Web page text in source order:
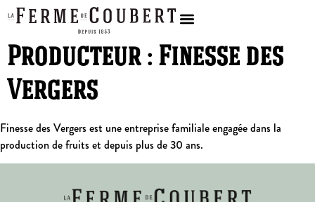
Producteur : Finesse des
Vergers
Finesse des Vergers est une entreprise familiale engagée dans la
production de fruits et depuis plus de 30 ans.